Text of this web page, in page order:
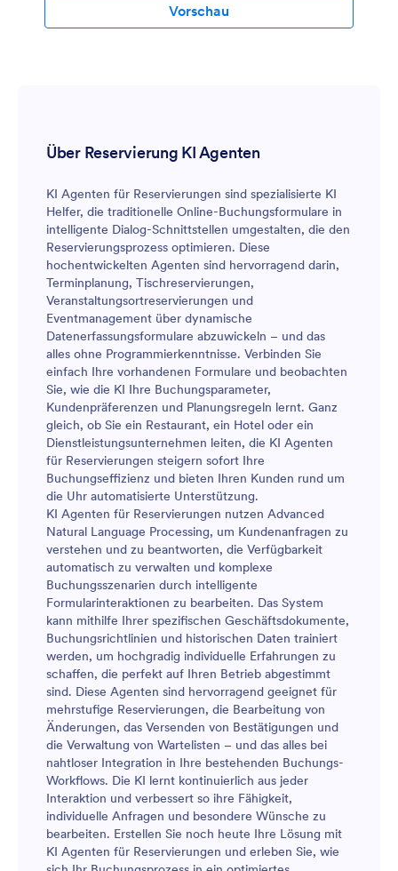
Vorschau
Über Reservierung KI Agenten
KI Agenten für Reservierungen sind spezialisierte KI
Helfer, die traditionelle Online-Buchungsformulare in
intelligente Dialog-Schnittstellen umgestalten, die den
Reservierungsprozess optimieren. Diese
hochentwickelten Agenten sind hervorragend darin,
Terminplanung, Tischreservierungen,
Veranstaltungsortreservierungen und
Eventmanagement über dynamische
Datenerfassungsformulare abzuwickeln – und das
alles ohne Programmierkenntnisse. Verbinden Sie
einfach Ihre vorhandenen Formulare und beobachten
Sie, wie die KI Ihre Buchungsparameter,
Kundenpräferenzen und Planungsregeln lernt. Ganz
gleich, ob Sie ein Restaurant, ein Hotel oder ein
Dienstleistungsunternehmen leiten, die KI Agenten
für Reservierungen steigern sofort Ihre
Buchungseffizienz und bieten Ihren Kunden rund um
die Uhr automatisierte Unterstützung.
KI Agenten für Reservierungen nutzen Advanced
Natural Language Processing, um Kundenanfragen zu
verstehen und zu beantworten, die Verfügbarkeit
automatisch zu verwalten und komplexe
Buchungsszenarien durch intelligente
Formularinteraktionen zu bearbeiten. Das System
kann mithilfe Ihrer spezifischen Geschäftsdokumente,
Buchungsrichtlinien und historischen Daten trainiert
werden, um hochgradig individuelle Erfahrungen zu
schaffen, die perfekt auf Ihren Betrieb abgestimmt
sind. Diese Agenten sind hervorragend geeignet für
mehrstufige Reservierungen, die Bearbeitung von
Änderungen, das Versenden von Bestätigungen und
die Verwaltung von Wartelisten – und das alles bei
nahtloser Integration in Ihre bestehenden Buchungs-
Workflows. Die KI lernt kontinuierlich aus jeder
Interaktion und verbessert so ihre Fähigkeit,
individuelle Anfragen und besondere Wünsche zu
bearbeiten. Erstellen Sie noch heute Ihre Lösung mit
KI Agenten für Reservierungen und erleben Sie, wie